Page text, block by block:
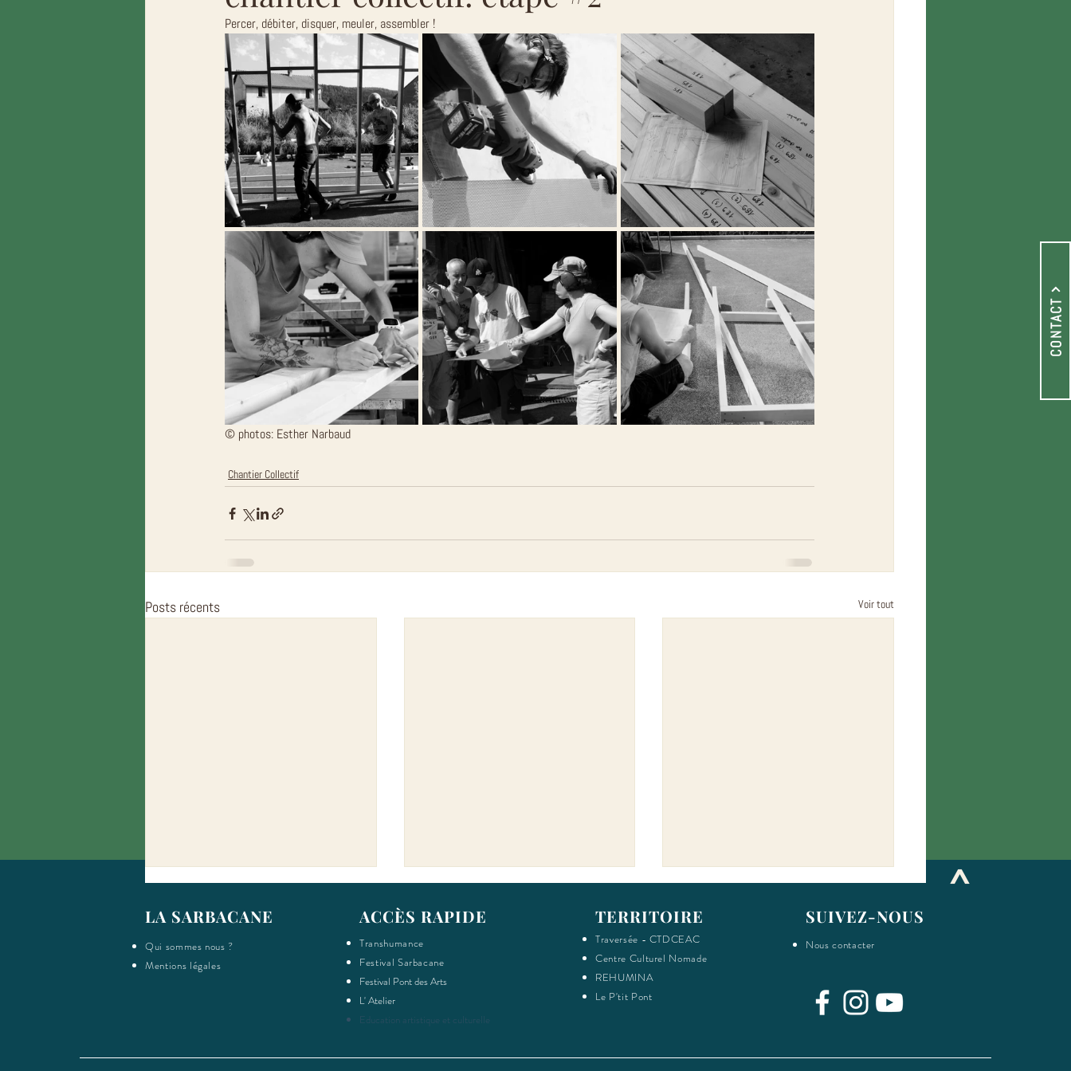
CONTACT
Percer, débiter, disquer, meuler, assembler !
© photos: Esther Narbaud
Chantier Collectif
Posts récents Voir tout
Chantier collectif: étape #10 Chantier collectif: étape #9
^
LA SARBACANE
Qui sommes nous ?
Mentions légales
ACCÈS RAPIDE
Transhumance
Festival Sarbacane
Festival Pont des Arts
L' Atelier
Education artistique et culturelle
TERRITOIRE
Traversée - CTDCEAC
Centre Culturel Nomade
REHUMINA
Le P'tit Pont
SUIVEZ-NOUS
Nous contacter